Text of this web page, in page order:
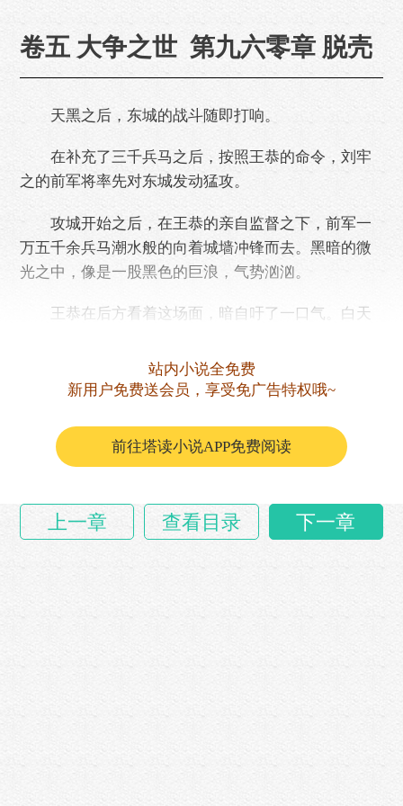
卷五 大争之世 第九六零章 脱壳
天黑之后，东城的战斗随即打响。
在补充了三千兵马之后，按照王恭的命令，刘牢
之的前军将率先对东城发动猛攻。
攻城开始之后，在王恭的亲自监督之下，前军一
万五千余兵马潮水般的向着城墙冲锋而去。黑暗的微
光之中，像是一股黑色的巨浪，气势汹汹。
王恭在后方看着这场面，暗自吁了一口气。白天
不肯攻城。但现在看来……站内小说全免费
新用户免费送会员，享受免广告特权哦~
前往塔读小说APP免费阅读
上一章 查看目录 下一章